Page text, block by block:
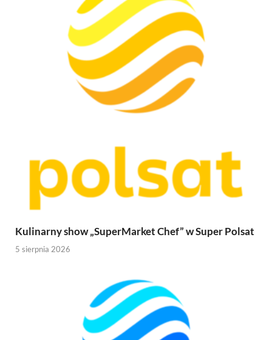
Kulinarny show „SuperMarket Chef” w Super Polsat
5 sierpnia 2026